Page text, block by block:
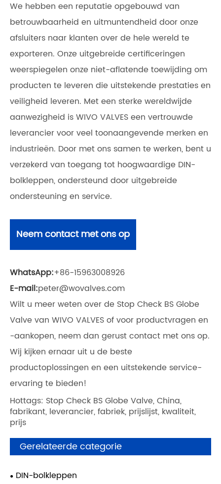
We hebben een reputatie opgebouwd van
betrouwbaarheid en uitmuntendheid door onze
afsluiters naar klanten over de hele wereld te
exporteren. Onze uitgebreide certificeringen
weerspiegelen onze niet-aflatende toewijding om
producten te leveren die uitstekende prestaties en
veiligheid leveren. Met een sterke wereldwijde
aanwezigheid is WIVO VALVES een vertrouwde
leverancier voor veel toonaangevende merken en
industrieën. Door met ons samen te werken, bent u
verzekerd van toegang tot hoogwaardige DIN-
bolkleppen, ondersteund door uitgebreide
ondersteuning en service.
Neem contact met ons op
WhatsApp:+86-15963008926
E-mail:peter@wovalves.com
Wilt u meer weten over de Stop Check BS Globe
Valve van WIVO VALVES of voor productvragen en
-aankopen, neem dan gerust contact met ons op.
Wij kijken ernaar uit u de beste
productoplossingen en een uitstekende service-
ervaring te bieden!
Hottags: Stop Check BS Globe Valve, China,
fabrikant, leverancier, fabriek, prijslijst, kwaliteit,
prijs
Gerelateerde categorie
DIN-bolkleppen